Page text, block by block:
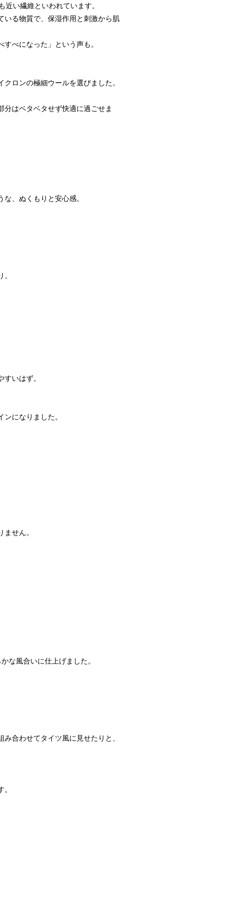
い繊維といわれています。
いる物質で、保湿作用と刺激から肌
べになった」という声も。
ロンの極細ウールを選びました。
はベタベタせず快適に過ごせま
、ぬくもりと安心感。
いはず。
になりました。
せん。
な風合いに仕上げました。
合わせてタイツ風に見せたりと、